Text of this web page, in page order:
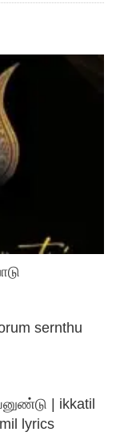
sernthu
| ikkatil
lyrics